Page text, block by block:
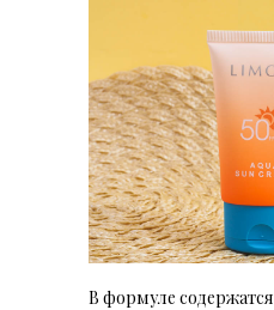
В формуле содержатся